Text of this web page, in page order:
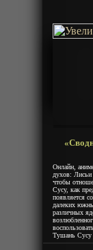
Онлайн,
духов: Лисьи
чтобы
Сусу, как
появляется
далеких
различных
Тушань Сусу